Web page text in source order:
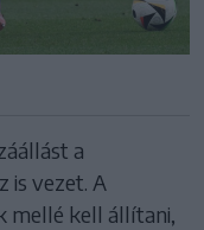
a
is vezet. A
mellé kell állítani,